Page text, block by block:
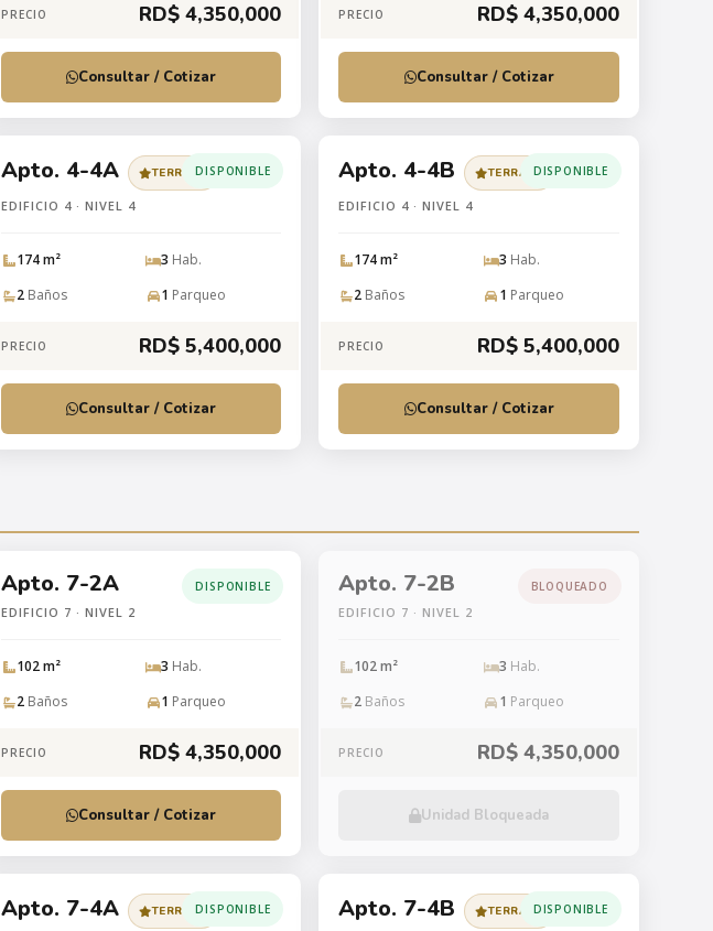
PRECIO RD$ 4,350,000
Consultar / Cotizar
PRECIO RD$ 4,350,000
Consultar / Cotizar
Apto. 4-4A TERRAZA
EDIFICIO 4 · NIVEL 4
DISPONIBLE
174 m² 3 Hab.
2 Baños 1 Parqueo
PRECIO RD$ 5,400,000
Consultar / Cotizar
Apto. 4-4B TERRAZA
EDIFICIO 4 · NIVEL 4
DISPONIBLE
174 m² 3 Hab.
2 Baños 1 Parqueo
PRECIO RD$ 5,400,000
Consultar / Cotizar
Apto. 7-2A
EDIFICIO 7 · NIVEL 2
DISPONIBLE
102 m² 3 Hab.
2 Baños 1 Parqueo
PRECIO RD$ 4,350,000
Consultar / Cotizar
Apto. 7-2B
EDIFICIO 7 · NIVEL 2
BLOQUEADO
102 m² 3 Hab.
2 Baños 1 Parqueo
PRECIO RD$ 4,350,000
Unidad Bloqueada
Apto. 7-4A TERRAZADISPONIBLE Apto. 7-4B TERRAZADISPONIBLE